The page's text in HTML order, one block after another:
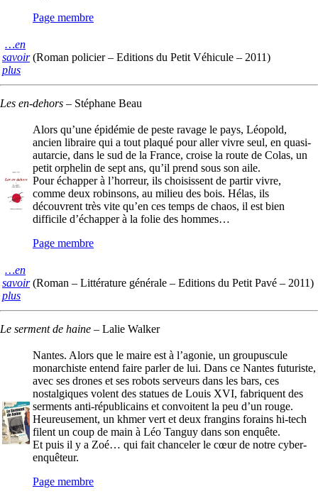
Page membre
…en
savoir
plus
(Roman policier – Editions du Petit Véhicule – 2011)
Les en-dehors – Stéphane Beau
Alors qu’une épidémie de peste ravage le pays, Léopold,
ancien libraire qui a tout plaqué pour aller vivre seul, en quasi-
autarcie, dans le sud de la France, croise la route de Colas, un
petit orphelin de sept ans, qu’il prend sous son aile.
Pour échapper à l’horreur, ils choisissent de partir vivre,
comme deux robinsons, au milieu des bois. Hélas, ils
découvrent très vite qu’en ces temps de chaos, il est bien
difficile d’échapper à la folie des hommes…
Page membre
…en
savoir
plus
(Roman – Littérature générale – Editions du Petit Pavé – 2011)
Le serment de haine – Lalie Walker
Nantes. Alors que le maire est à l’agonie, un groupuscule
monarchiste entend faire parler de lui. Dans ce Nantes futuriste,
avec ses drones et ses robots serveurs dans les bars, ces
nostalgiques volent des statues de Louis XVI, fabriquent des
serments anti-républicains et convoitent la peu d’un rouge.
Heureusement, un khmer vert et deux frangins forains hi-tech
filent un coup de main à Léo Tanguy dans son enquête.
Et puis il y a Zoé… qui fait chanceler le cœur de notre cyber-
enquêteur.
Page membre